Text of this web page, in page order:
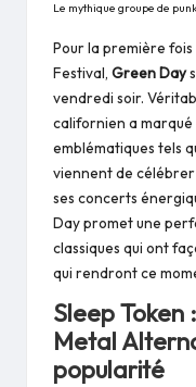
Le mythique groupe de
Pour la première
Festival, Green Day
vendredi soir.
californien a marqué
emblématiques tels
viennent de
ses concerts
Day promet une
classiques qui ont
qui rendront ce
Sleep Token
Metal
popularité